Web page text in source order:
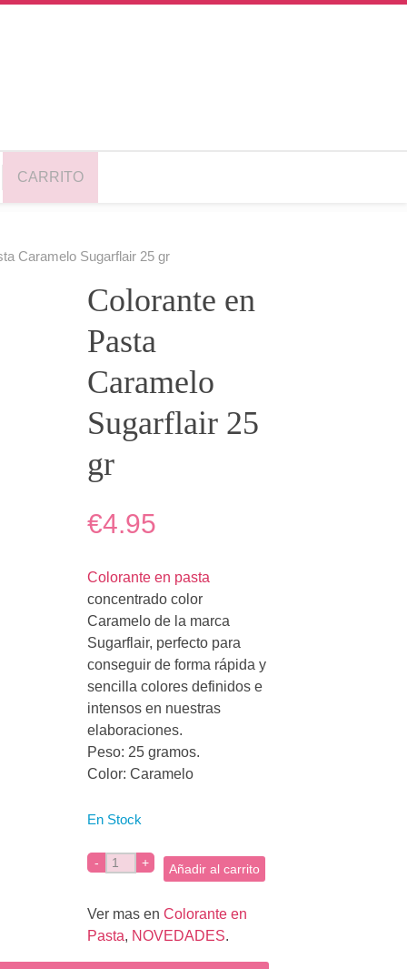
CARRITO
Caramelo Sugarflair 25 gr
Colorante en
Pasta
Caramelo
Sugarflair 25
gr
€4.95
Colorante en pasta
concentrado color
Caramelo de la marca
Sugarflair, perfecto para
conseguir de forma rápida y
sencilla colores definidos e
intensos en nuestras
elaboraciones.
Peso: 25 gramos.
Color: Caramelo
En Stock
Añadir al carrito
Ver mas en Colorante en
Pasta, NOVEDADES.